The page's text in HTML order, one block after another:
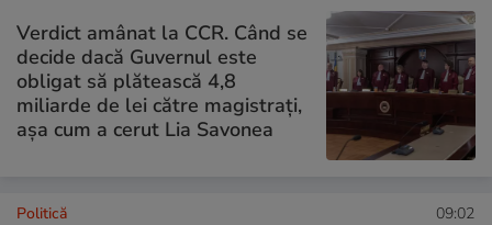
Verdict amânat la CCR. Când se
decide dacă Guvernul este
obligat să plătească 4,8
miliarde de lei către magistrați,
așa cum a cerut Lia Savonea
Politică 09:02